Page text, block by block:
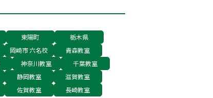
東陽町
栃木県
岡崎市 六名校
青森教室
神奈川教室
千葉教室
静岡教室
滋賀教室
佐賀教室
長崎教室